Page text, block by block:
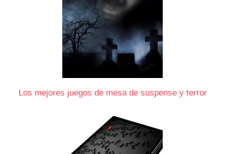
Los mejores juegos de mesa de suspense y terror